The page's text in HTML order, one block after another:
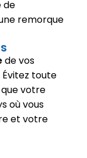
de
remorque
de vos
toute
votre
où vous
et votre